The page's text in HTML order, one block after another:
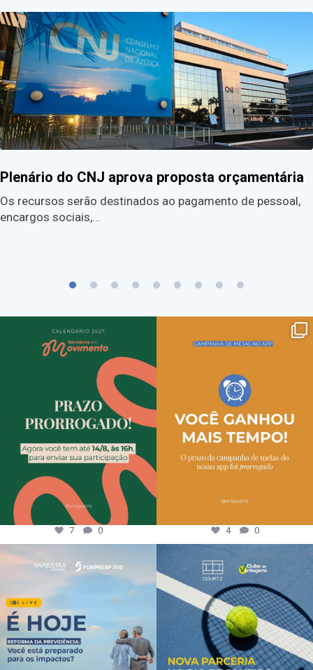
Plenário do CNJ aprova proposta orçamentária
Os recursos serão destinados ao pagamento de pessoal,
encargos sociais,…
7 0 4 0